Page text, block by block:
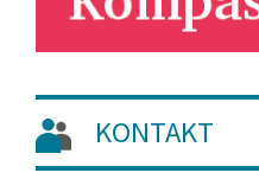
KONTAKT